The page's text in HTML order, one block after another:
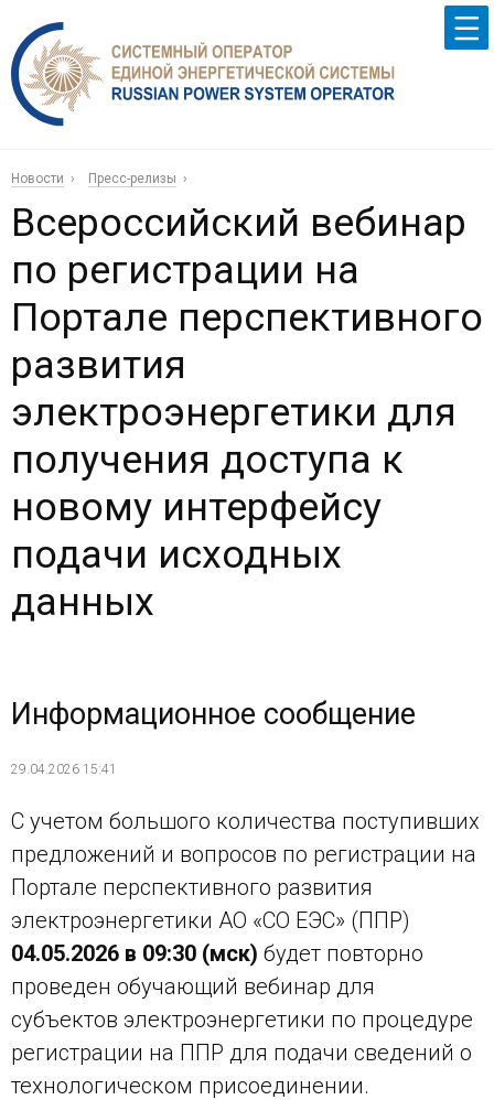
Новости Пресс-релизы
Всероссийский вебинар
по регистрации на
Портале перспективного
развития
электроэнергетики для
получения доступа к
новому интерфейсу
подачи исходных
данных
Информационное сообщение
29.04.2026 15:41
С учетом большого количества поступивших
предложений и вопросов по регистрации на
Портале перспективного развития
электроэнергетики АО «СО ЕЭС» (ППР)
04.05.2026 в 09:30 (мск) будет повторно
проведен обучающий вебинар для
субъектов электроэнергетики по процедуре
регистрации на ППР для подачи сведений о
технологическом присоединении.